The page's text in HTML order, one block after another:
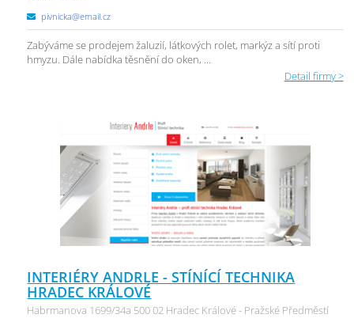
pivnicka@email.cz
Zabýváme se prodejem žaluzií, látkových rolet, markýz a sítí proti
hmyzu. Dále nabídka těsnění do oken, ...
Detail firmy >
INTERIÉRY ANDRLE - STÍNÍCÍ TECHNIKA
HRADEC KRÁLOVÉ
Habrmanova 1699/34a 500 02 Hradec Králové - Pražské Předměstí